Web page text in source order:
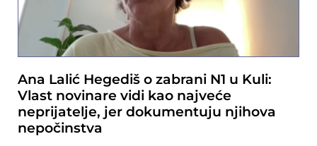
Ana Lalić Hegediš o zabrani N1 u Kuli:
Vlast novinare vidi kao najveće
neprijatelje, jer dokumentuju njihova
nepočinstva